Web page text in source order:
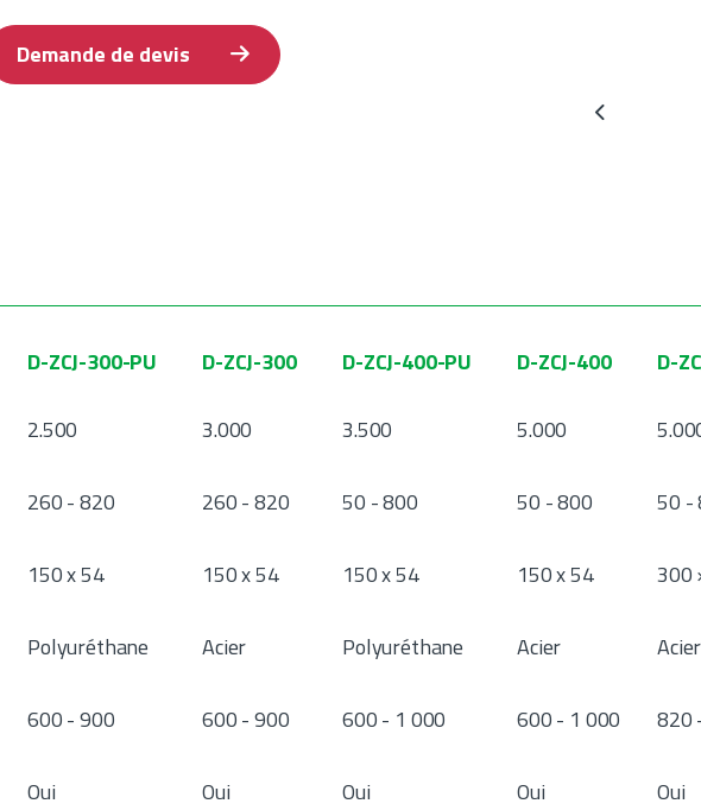
Demande de devis
Previous
D-ZCJ-300-PU D-ZCJ-300 D-ZCJ-400-PU D-ZCJ-400 D-
2.500 3.000 3.500 5.000
260 - 820 260 - 820 50 - 800 50 - 800 50 -
150 x 54 150 x 54 150 x 54 150 x 54 300
Polyuréthane Acier Polyuréthane Acier Acier
600 - 900 600 - 900 600 - 1 000 600 - 1 000 820
Oui Oui Oui Oui Oui